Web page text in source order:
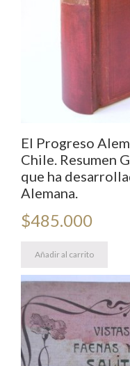
El Progreso
Chile. Resumen
que ha
Alemana.
$485.000
Añadir al carrito